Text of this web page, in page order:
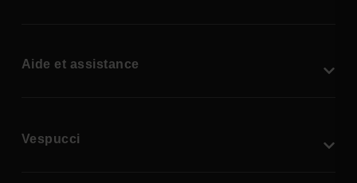
Aide et assistance
Vespucci